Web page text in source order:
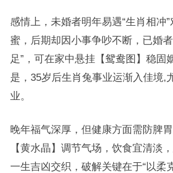
感情上，未婚者明年易遇“生肖相冲
蜜，后期却因小事争吵不断，已婚
足”，可在家中悬挂【鸳鸯图】稳固
是，35岁后生肖兔事业运渐入佳境,
业。
晚年福气深厚，但健康方面需防脾
【黄水晶】调节气场，饮食宜清淡
一生吉凶交织，破解关键在于“以